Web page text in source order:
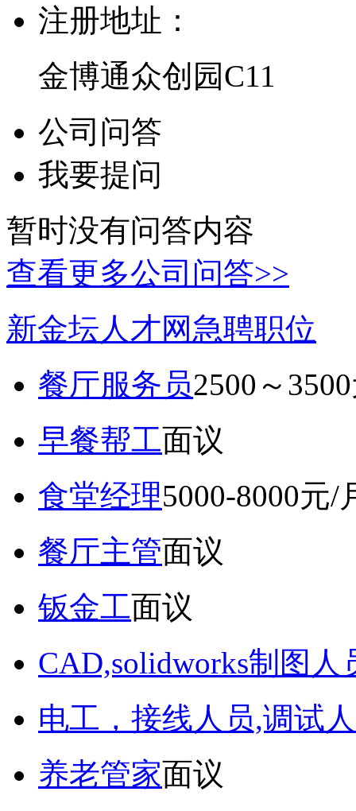
注册地址：
金博通众创园C11
公司问答
我要提问
暂时没有问答内容
查看更多公司问答>>
新金坛人才网急聘职位
餐厅服务员2500～
早餐帮工面议
食堂经理5000-8000元/
餐厅主管面议
钣金工面议
CAD,solidworks制图人
电工，接线人员,调试
养老管家面议